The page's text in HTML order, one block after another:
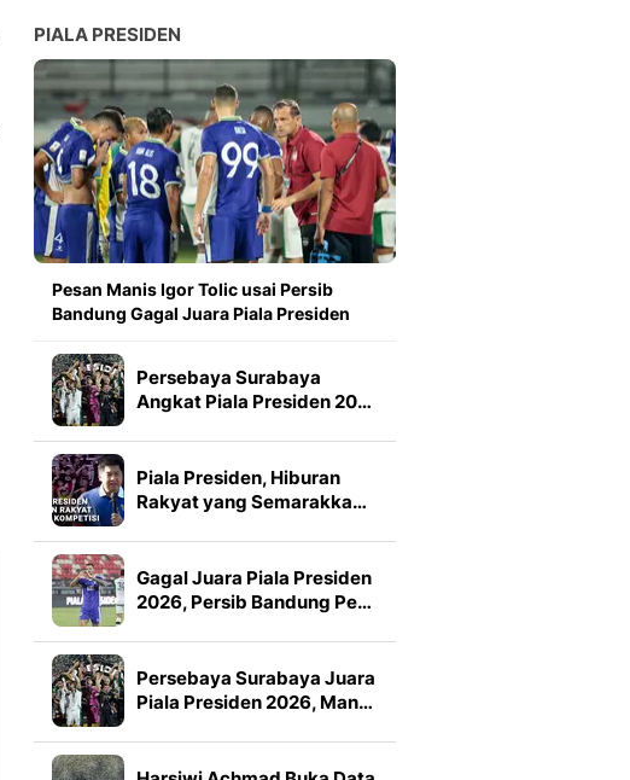
PIALA PRESIDEN
Pesan Manis Igor Tolic usai Persib
Bandung Gagal Juara Piala Presiden
Persebaya Surabaya
Angkat Piala Presiden 20…
Piala Presiden, Hiburan
Rakyat yang Semarakka…
Gagal Juara Piala Presiden
2026, Persib Bandung Pe…
Persebaya Surabaya Juara
Piala Presiden 2026, Man…